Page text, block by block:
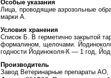
Особые указания
Лица, проводящие аэрозольные
марки А.
Условия хранения
Список Б. В герметично закрытой
формалином, щелочами.
годности Йодиноколя-К — 1 год,
Производитель
Завод Ветеринарные препараты АО,